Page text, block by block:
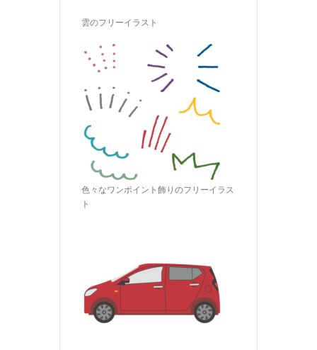
雲のフリーイラスト
色々なワンポイント飾りのフリーイラス
ト